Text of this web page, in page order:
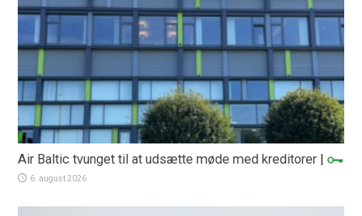
Air Baltic tvunget til at udsætte møde med kreditorer |
6. august 2026